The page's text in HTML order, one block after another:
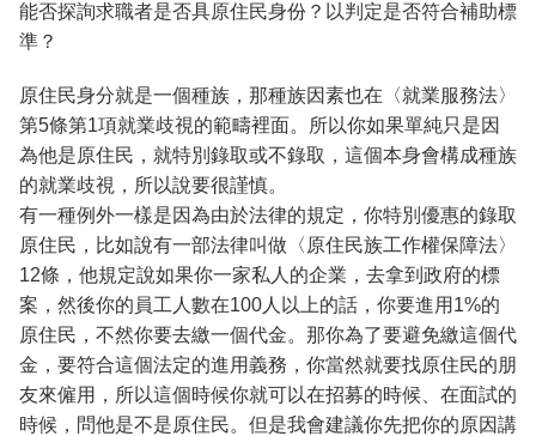
能否探詢求職者是否具原住民身份？以判定是否符合補助標
準？
原住民身分就是一個種族，那種族因素也在〈就業服務法〉
第5條第1項就業歧視的範疇裡面。所以你如果單純只是因
為他是原住民，就特別錄取或不錄取，這個本身會構成種族
的就業歧視，所以說要很謹慎。
有一種例外一樣是因為由於法律的規定，你特別優惠的錄取
原住民，比如說有一部法律叫做〈原住民族工作權保障法〉
12條，他規定說如果你一家私人的企業，去拿到政府的標
案，然後你的員工人數在100人以上的話，你要進用1%的
原住民，不然你要去繳一個代金。那你為了要避免繳這個代
金，要符合這個法定的進用義務，你當然就要找原住民的朋
友來僱用，所以這個時候你就可以在招募的時候、在面試的
時候，問他是不是原住民。但是我會建議你先把你的原因講